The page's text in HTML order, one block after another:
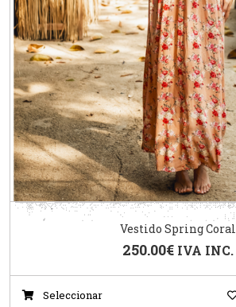
Vestido Spring Coral
250.00€ IVA INC.
Seleccionar